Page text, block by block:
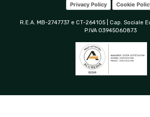
Privacy Policy Cookie
R.E.A. MB-2747737 e CT-264105 | Cap. Sociale
P.IVA 03945060873